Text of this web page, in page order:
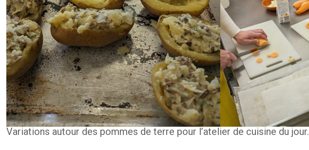
Variations autour des pommes de terre pour l’atelier de cuisine du jour.